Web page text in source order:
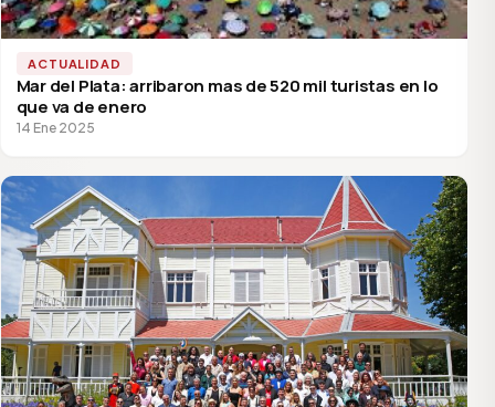
ACTUALIDAD
Mar del Plata: arribaron mas de 520 mil turistas en lo
que va de enero
14 Ene 2025